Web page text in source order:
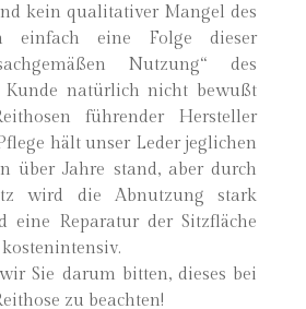
kein qualitativer Mangel des
einfach eine Folge dieser
Nutzung“ des
Kunde natürlich nicht bewußt
führender Hersteller
hält unser Leder jeglichen
über Jahre stand, aber durch
wird die Abnutzung stark
eine Reparatur der Sitzfläche
Sie darum bitten, dieses bei
zu beachten!